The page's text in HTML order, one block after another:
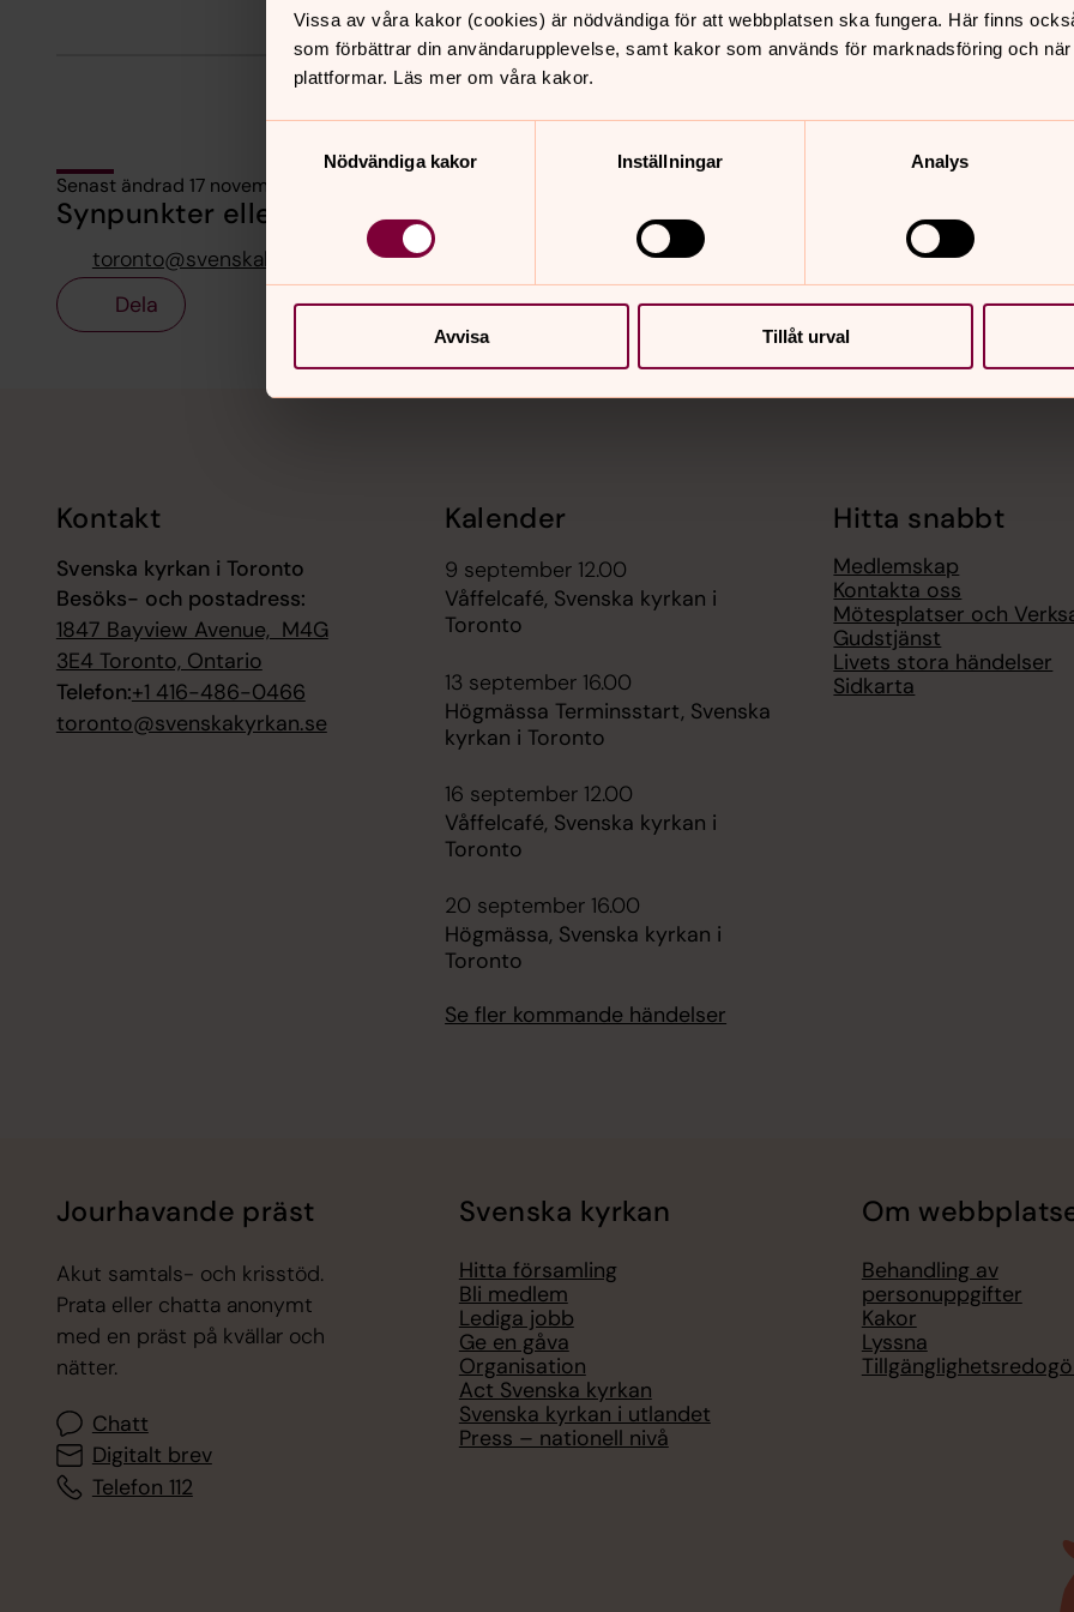
Vissa av våra kakor (cookies) är nödvändiga för att webbplatsen ska fungera. Här finns
som förbättrar din användarupplevelse, samt kakor som används för marknadsföring och
plattformar. Läs mer om våra kakor.
Nödvändiga kakor
Inställningar Analys
Avvisa Tillåt urval
Senast ändrad 17 november 2025
Synpunkter eller frågor på sidans innehåll?
toronto@svenskakyrkan.se
Dela
Kontakt
Svenska kyrkan i Toronto
Besöks- och postadress:
1847 Bayview Avenue, M4G
3E4 Toronto, Ontario
Telefon:+1 416-486-0466
toronto@svenskakyrkan.se
Kalender
9 september 12.00
Våffelcafé, Svenska kyrkan i
Toronto
13 september 16.00
Högmässa Terminsstart, Svenska
kyrkan i Toronto
16 september 12.00
Våffelcafé, Svenska kyrkan i
Toronto
20 september 16.00
Högmässa, Svenska kyrkan i
Toronto
Se fler kommande händelser
Hitta snabbt
Medlemskap
Kontakta oss
Mötesplatser och
Gudstjänst
Livets stora händelser
Sidkarta
Jourhavande präst
Akut samtals- och krisstöd.
Prata eller chatta anonymt
med en präst på kvällar och
nätter.
Chatt
Digitalt brev
Telefon 112
Svenska kyrkan
Hitta församling
Bli medlem
Lediga jobb
Ge en gåva
Organisation
Act Svenska kyrkan
Svenska kyrkan i utlandet
Press – nationell nivå
Om
Behandling av
personuppgifter
Kakor
Lyssna